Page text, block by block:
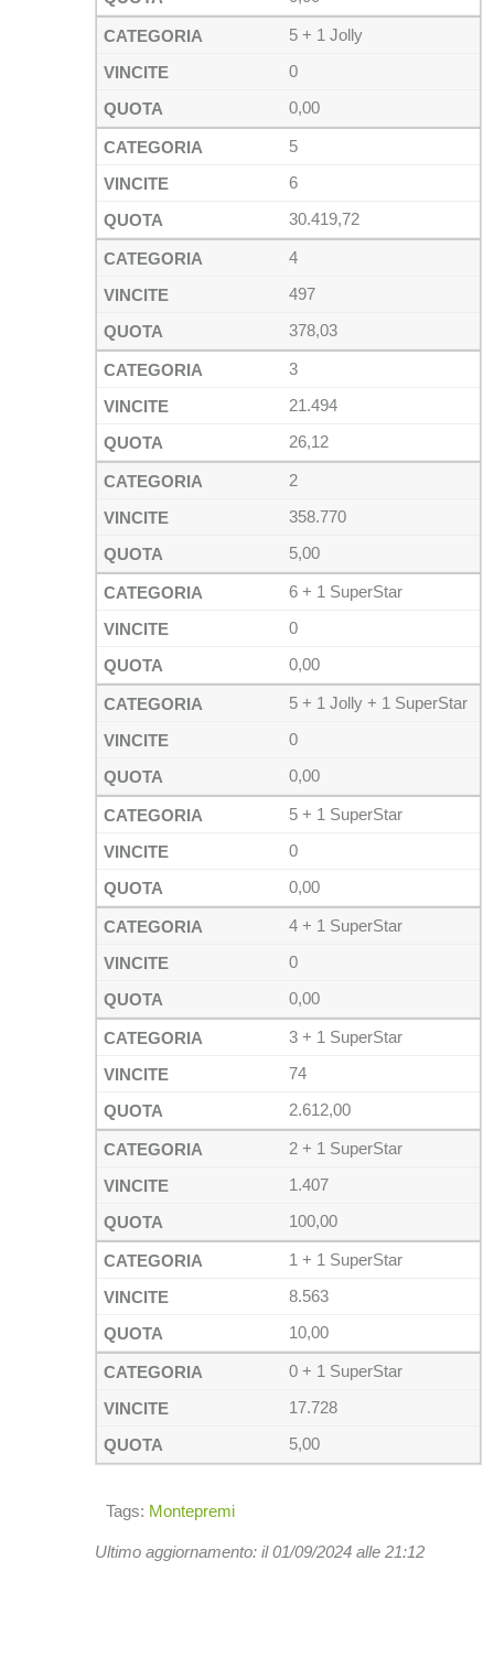
5 + 1 Jolly
0
0,00
5
6
30.419,72
4
497
378,03
3
21.494
26,12
2
358.770
5,00
6 + 1 SuperStar
0
0,00
5 + 1 Jolly + 1 SuperStar
0
0,00
5 + 1 SuperStar
0
0,00
4 + 1 SuperStar
0
0,00
3 + 1 SuperStar
74
2.612,00
2 + 1 SuperStar
1.407
100,00
1 + 1 SuperStar
8.563
10,00
0 + 1 SuperStar
17.728
5,00
Tags: Montepremi
Ultimo aggiornamento: il 01/09/2024 alle 21:12